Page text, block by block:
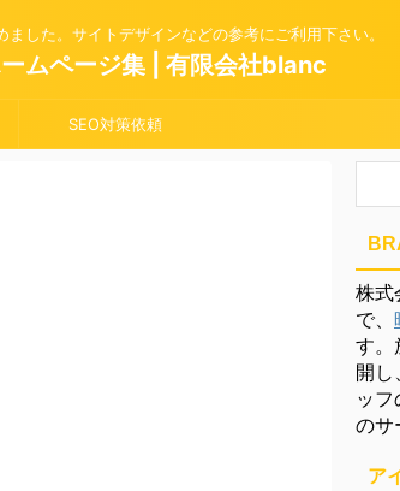
した。サイトデザインなどの参考にご利用下さい。
ムページ集 | 有限会社blanc
SEO対策依頼
株式
で、
す。
開し
ッ
のサ
ア